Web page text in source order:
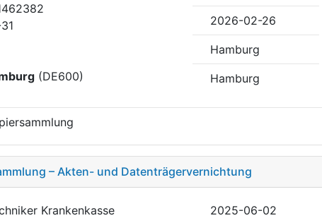
(DE600)
2026-02-26
Hamburg
Hamburg
– Akten- und Datenträgervernichtung
Krankenkasse
2025-06-02